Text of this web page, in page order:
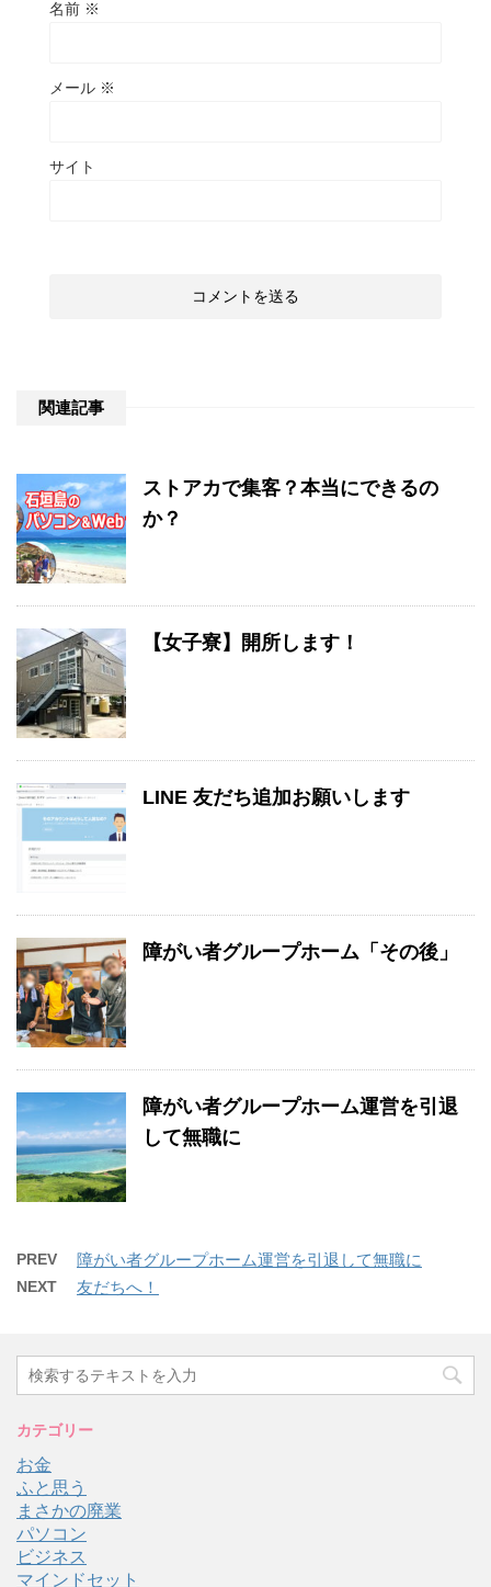
名前 ※
メール ※
サイト
関連記事
ストアカで集客？本当にできるの
か？
【女子寮】開所します！
LINE 友だち追加お願いします
障がい者グループホーム「その後」
障がい者グループホーム運営を引退
して無職に
PREV 障がい者グループホーム運営を引退して無職に
NEXT 友だちへ！
カテゴリー
お金
ふと思う
まさかの廃業
パソコン
ビジネス
マインドセット